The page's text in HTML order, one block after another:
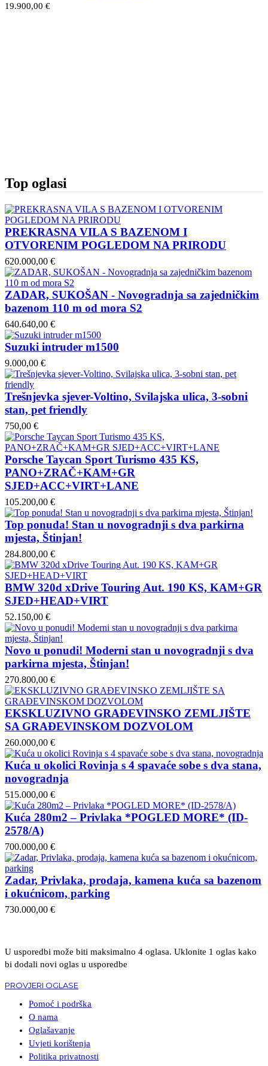
19.900,00 €
Top oglasi
PREKRASNA VILA S BAZENOM I
OTVORENIM POGLEDOM NA PRIRODU
620.000,00 €
ZADAR, SUKOŠAN - Novogradnja sa zajedničkim
bazenom 110 m od mora S2
640.640,00 €
Suzuki intruder m1500
9.000,00 €
Trešnjevka sjever-Voltino, Svilajska ulica, 3-sobni
stan, pet friendly
750,00 €
Porsche Taycan Sport Turismo 435 KS,
PANO+ZRAČ+KAM+GR
SJED+ACC+VIRT+LANE
105.200,00 €
Top ponuda! Stan u novogradnji s dva parkirna
mjesta, Štinjan!
284.800,00 €
BMW 320d xDrive Touring Aut. 190 KS, KAM+GR
SJED+HEAD+VIRT
52.150,00 €
Novo u ponudi! Moderni stan u novogradnji s dva
parkirna mjesta, Štinjan!
270.800,00 €
EKSKLUZIVNO GRAĐEVINSKO ZEMLJIŠTE
SA GRAĐEVINSKOM DOZVOLOM
260.000,00 €
Kuća u okolici Rovinja s 4 spavaće sobe s dva stana,
novogradnja
515.000,00 €
Kuća 280m2 – Privlaka *POGLED MORE* (ID-
2578/A)
700.000,00 €
Zadar, Privlaka, prodaja, kamena kuća sa bazenom
i okućnicom, parking
730.000,00 €
U usporedbi može biti maksimalno 4 oglasa. Uklonite 1 oglas kako
bi dodali novi oglas u usporedbe
PROVJERI OGLASE
Pomoć i podrška
O nama
Oglašavanje
Uvjeti korištenja
Politika privatnosti